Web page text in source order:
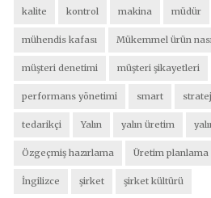
kalite kontrol makina müdür
mühendis kafası Mükemmel ürün
müşteri denetimi müşteri şikayetleri
performans yönetimi smart
tedarikçi Yalın yalın üretim
Özgeçmiş hazırlama Üretim planlama
İngilizce şirket şirket kültürü